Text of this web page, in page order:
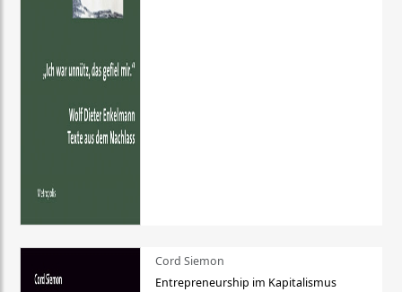
Cord Siemon
Entrepreneurship im Kapitalismus